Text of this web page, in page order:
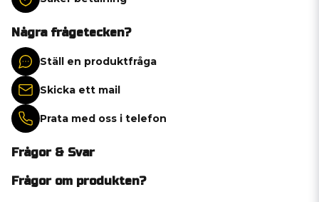
Några frågetecken?
Ställ en produktfråga
Skicka ett mail
Prata med oss i telefon
Frågor & Svar
Frågor om produkten?